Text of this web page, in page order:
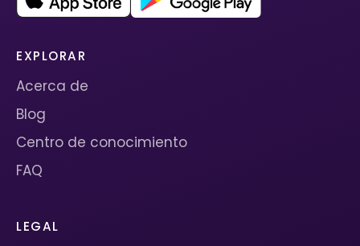
EXPLORAR
Acerca de
Blog
Centro de conocimiento
FAQ
LEGAL